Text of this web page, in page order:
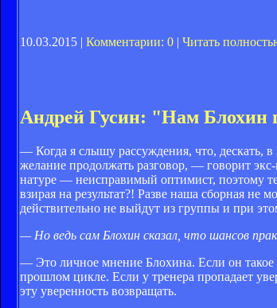
10.03.2015 | Комментарии: 0 | Читать
Андрей Гусин: "Нам Блохин
— Когда я слышу рассуждения, что, дескать,
желание продолжать разговор, — говорит
натуре — неисправимый оптимист, поэтому
взирая на результат?! Разве наша сборная
действительно не выйдут из группы и при
— Но ведь сам Блохин сказал, что шансов
— Это личное мнение Блохина. Если он такое
прошлом цикле. Если у тренера пропадает
эту уверенность возвращать.